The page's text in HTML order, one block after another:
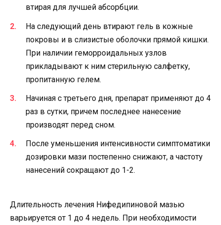
втирая для лучшей абсорбции.
На следующий день втирают гель в кожные
покровы и в слизистые оболочки прямой кишки.
При наличии геморроидальных узлов
прикладывают к ним стерильную салфетку,
пропитанную гелем.
Начиная с третьего дня, препарат применяют до 4
раз в сутки, причем последнее нанесение
производят перед сном.
После уменьшения интенсивности симптоматики
дозировки мази постепенно снижают, а частоту
нанесений сокращают до 1-2.
Длительность лечения Нифедипиновой мазью
варьируется от 1 до 4 недель. При необходимости